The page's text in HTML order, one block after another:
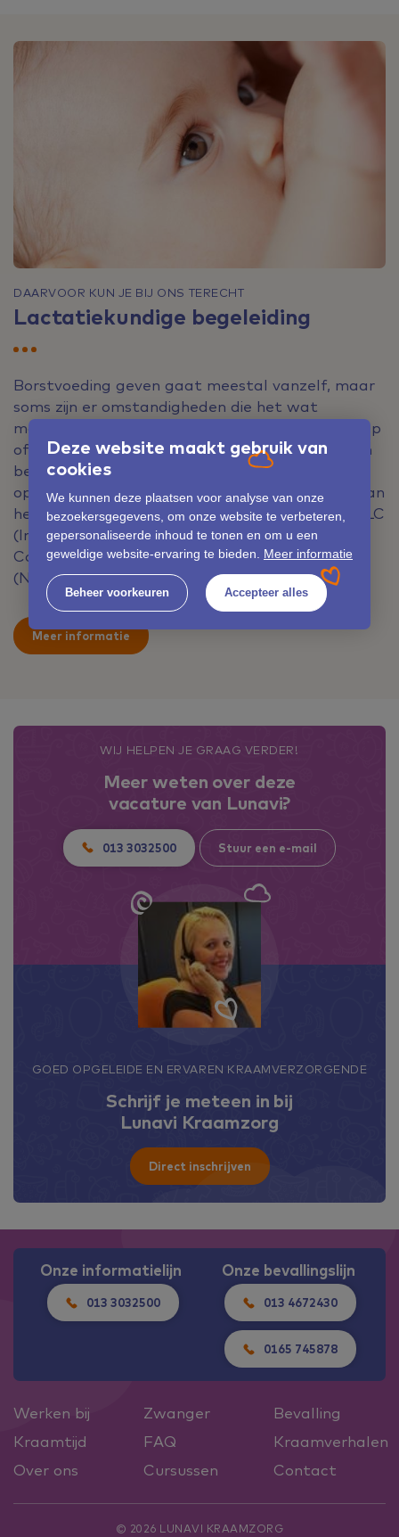
Deze website maakt gebruik van
cookies
We kunnen deze plaatsen voor analyse van onze
bezoekersgegevens, om onze website te verbeteren,
gepersonaliseerde inhoud te tonen en om u een
geweldige website-ervaring te bieden. Meer informatie
Beheer voorkeuren Accepteer alles
DAARVOOR KUN JE BIJ ONS TERECHT
Lactatiekundige begeleiding
Borstvoeding geven gaat meestal vanzelf, maar
soms zijn er omstandigheden die het wat
moeilijker maken en waarbij je wel wat extra hulp
of advies zou kunnen gebruiken. Je kunt dan een
beroep doen op één van onze twee speciaal
opgeleide lactatiekundigen. Zij zijn in het bezit van
het internationale lactatiekundige diploma IBCLC
(International Board Certified Lactation
Consultant) en aangesloten bij het NVL
(Nederlandse Vereniging van Lactatiekundigen).
Meer informatie
WIJ HELPEN JE GRAAG VERDER!
Meer weten over deze
vacature van Lunavi?
013 3032500 Stuur een e-mail
GOED OPGELEIDE EN ERVAREN KRAAMVERZORGENDE
Schrijf je meteen in bij
Lunavi Kraamzorg
Direct inschrijven
Onze informatielijn
013 3032500
Onze bevallingslijn
013 4672430
0165 745878
Werken bij Zwanger
Bevalling
Kraamtijd
FAQ
Kraamverhalen
Over ons
Cursussen Contact
© 2026 LUNAVI KRAAMZORG